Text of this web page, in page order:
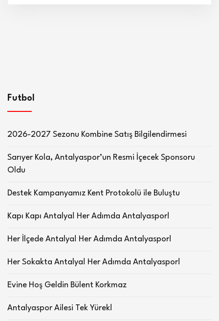
Futbol
2026-2027 Sezonu Kombine Satış Bilgilendirmesi
Sarıyer Kola, Antalyaspor’un Resmi İçecek Sponsoru
Oldu
Destek Kampanyamız Kent Protokolü ile Buluştu
Kapı Kapı Antalya! Her Adımda Antalyaspor!
Her İlçede Antalya! Her Adımda Antalyaspor!
Her Sokakta Antalya! Her Adımda Antalyaspor!
Evine Hoş Geldin Bülent Korkmaz
Antalyaspor Ailesi Tek Yürek!